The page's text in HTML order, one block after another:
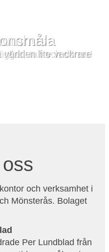
lite vackrare
och verksamhet i
Mönsterås. Bolaget
Per Lundblad från